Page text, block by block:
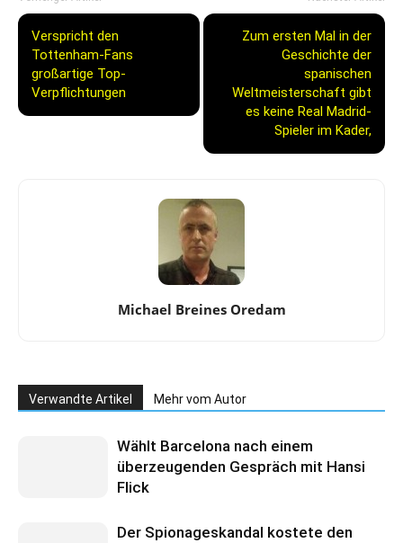
Verspricht den
Tottenham-Fans
großartige Top-
Verpflichtungen
Zum ersten Mal in der
Geschichte der
spanischen
Weltmeisterschaft gibt
es keine Real Madrid-
Spieler im Kader,
Michael Breines Oredam
Verwandte Artikel Mehr vom Autor
Wählt Barcelona nach einem
überzeugenden Gespräch mit Hansi
Flick
Der Spionageskandal kostete den